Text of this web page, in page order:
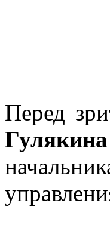
Перед
Гулякина